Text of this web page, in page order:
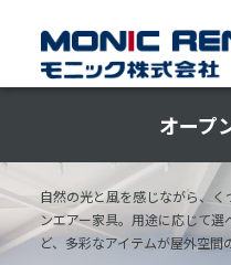
オープ
自然の光と風を感じながら、
ンエアー家具。用途に応じて
ど、多彩なアイテムが屋外空間